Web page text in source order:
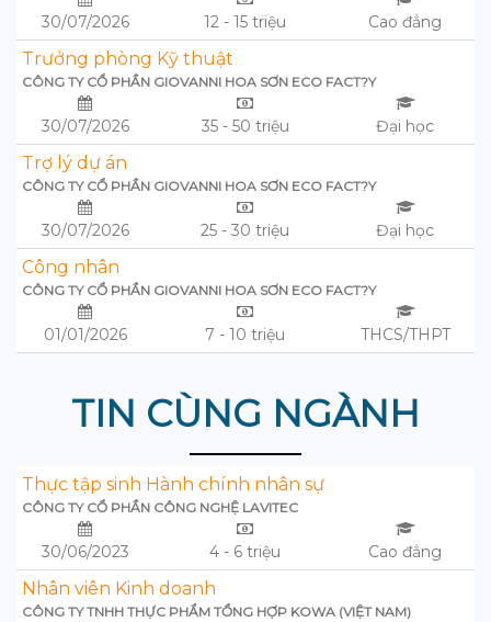
30/07/2026 12 - 15 triệu Cao đẳng
Trưởng phòng Kỹ thuật
CÔNG TY CỔ PHẦN GIOVANNI HOA SƠN ECO FACT?Y
30/07/2026 35 - 50 triệu Đại học
Trợ lý dự án
CÔNG TY CỔ PHẦN GIOVANNI HOA SƠN ECO FACT?Y
30/07/2026 25 - 30 triệu Đại học
Công nhân
CÔNG TY CỔ PHẦN GIOVANNI HOA SƠN ECO FACT?Y
01/01/2026 7 - 10 triệu THCS/THPT
TIN CÙNG NGÀNH
Thực tập sinh Hành chính nhân sự
CÔNG TY CỔ PHẦN CÔNG NGHỆ LAVITEC
30/06/2023 4 - 6 triệu Cao đẳng
Nhân viên Kinh doanh
CÔNG TY TNHH THỰC PHẨM TỔNG HỢP KOWA (VIỆT NAM)